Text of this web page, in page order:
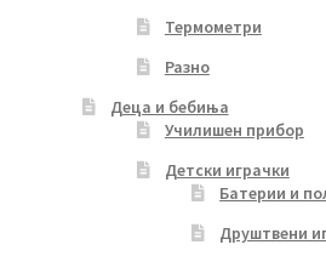
Термометри
Разно
Деца и бебиња
Училишен прибор
Детски играчки
Батерии и
Друштвени